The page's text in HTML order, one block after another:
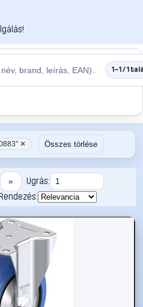
1–1 / 1
✕ Összes törlése
»
Ugrás: